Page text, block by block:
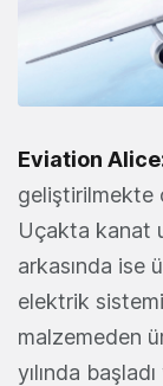
Eviation
geliştirilmekte
Uçakta kanat
arkasında ise
elektrik
malzemeden
yılında